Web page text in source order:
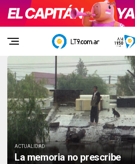
ACTUALIDAD
La memoria no prescribe